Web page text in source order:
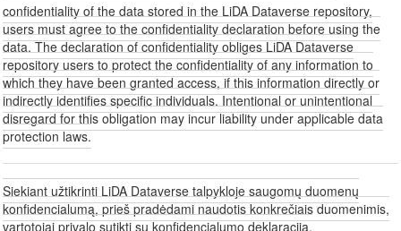
confidentiality of the data stored in the LiDA Dataverse repository,
users must agree to the confidentiality declaration before using the
data. The declaration of confidentiality obliges LiDA Dataverse
repository users to protect the confidentiality of any information to
which they have been granted access, if this information directly or
indirectly identifies specific individuals. Intentional or unintentional
disregard for this obligation may incur liability under applicable data
protection laws.
Siekiant užtikrinti LiDA Dataverse talpykloje saugomų duomenų
konfidencialumą, prieš pradėdami naudotis konkrečiais duomenimis,
vartotojai privalo sutikti su konfidencialumo deklaracija.